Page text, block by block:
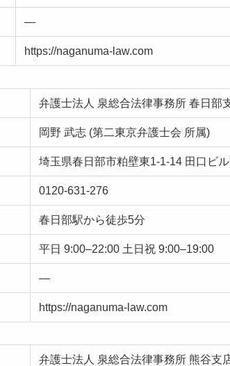
—
https://naganuma-law.com
弁護士法人 泉総合法律事務所 春日部
岡野 武志 (第二東京弁護士会 所属)
埼玉県春日部市粕壁東1-1-14 田口ビ
0120-631-276
春日部駅から徒歩5分
平日 9:00–22:00 土日祝 9:00–19:00
—
https://naganuma-law.com
弁護士法人 泉総合法律事務所 熊谷支